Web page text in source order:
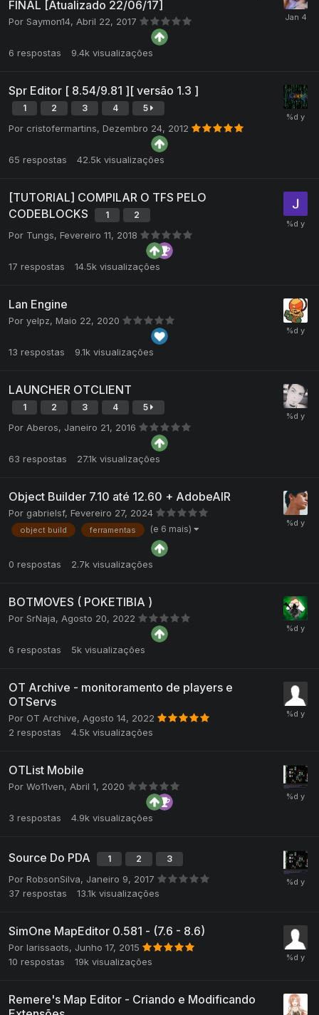
FINAL [Atualizado 22/06/17]
Por Saymon14, Abril 22, 2017
6 respostas 9.4k visualizações
Spr Editor [ 8.54/9.81 ][ versão 1.3 ]
1 2 3 4 5
Por cristofermartins, Dezembro 24, 2012
65 respostas 42.5k visualizações
[TUTORIAL] COMPILAR O TFS PELO
CODEBLOCKS
1 2
Por Tungs, Fevereiro 11, 2018
17 respostas 14.5k visualizações
Lan Engine
Por yelpz, Maio 22, 2020
13 respostas 9.1k visualizações
LAUNCHER OTCLIENT
1 2 3 4 5
Por Aberos, Janeiro 21, 2016
63 respostas 27.1k visualizações
Object Builder 7.10 até 12.60 + AdobeAIR
Por gabrielsf, Fevereiro 27, 2024
object build ferramentas (e 6 mais)
0 respostas 2.7k visualizações
BOTMOVES ( POKETIBIA )
Por SrNaja, Agosto 20, 2022
6 respostas 5k visualizações
OT Archive - monitoramento de players e
OTServs
Por OT Archive, Agosto 14, 2022
2 respostas 4.5k visualizações
OTList Mobile
Por Wo11ven, Abril 1, 2020
3 respostas 4.9k visualizações
Source Do PDA 1 2 3
Por RobsonSilva, Janeiro 9, 2017
37 respostas 13.1k visualizações
SimOne MapEditor 0.581 - (7.6 - 8.6)
Por larissaots, Junho 17, 2015
10 respostas 19k visualizações
Remere's Map Editor - Criando e Modificando